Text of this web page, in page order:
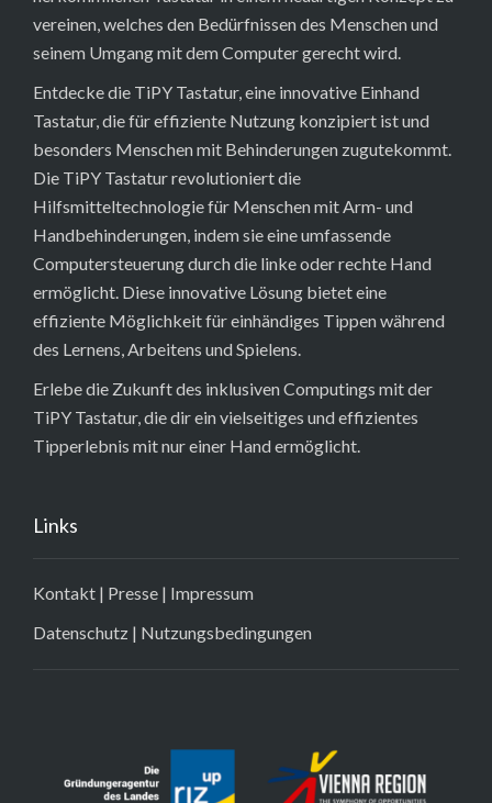
vereinen, welches den Bedürfnissen des Menschen und
seinem Umgang mit dem Computer gerecht wird.
Entdecke die TiPY Tastatur, eine innovative Einhand
Tastatur, die für effiziente Nutzung konzipiert ist und
besonders Menschen mit Behinderungen zugutekommt.
Die TiPY Tastatur revolutioniert die
Hilfsmitteltechnologie für Menschen mit Arm- und
Handbehinderungen, indem sie eine umfassende
Computersteuerung durch die linke oder rechte Hand
ermöglicht. Diese innovative Lösung bietet eine
effiziente Möglichkeit für einhändiges Tippen während
des Lernens, Arbeitens und Spielens.
Erlebe die Zukunft des inklusiven Computings mit der
TiPY Tastatur, die dir ein vielseitiges und effizientes
Tipperlebnis mit nur einer Hand ermöglicht.
Links
Kontakt | Presse | Impressum
Datenschutz | Nutzungsbedingungen